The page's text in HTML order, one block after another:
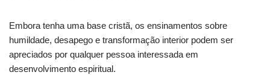
Embora tenha uma base cristã, os ensinamentos sobre
humildade, desapego e transformação interior podem ser
apreciados por qualquer pessoa interessada em
desenvolvimento espiritual.